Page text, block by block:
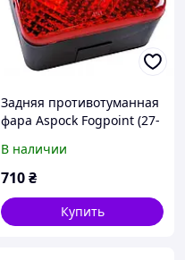
Задняя противотуманная
фара Aspock Fogpoint (27-
В наличии
710₴
Купить